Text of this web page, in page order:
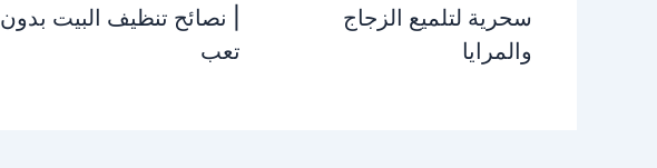
سحرية لتلميع الزجاج
والمرايا
| نصائح تنظيف البيت بدون
تعب